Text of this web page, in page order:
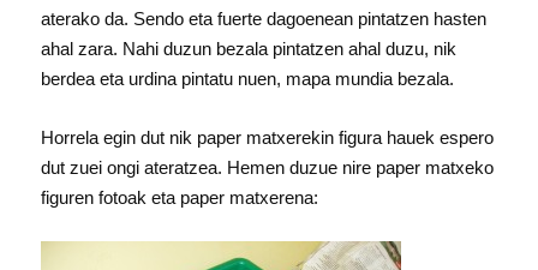
aterako da. Sendo eta fuerte dagoenean pintatzen hasten
ahal zara. Nahi duzun bezala pintatzen ahal duzu, nik
berdea eta urdina pintatu nuen, mapa mundia bezala.
Horrela egin dut nik paper matxerekin figura hauek espero
dut zuei ongi ateratzea. Hemen duzue nire paper matxeko
figuren fotoak eta paper matxerena: